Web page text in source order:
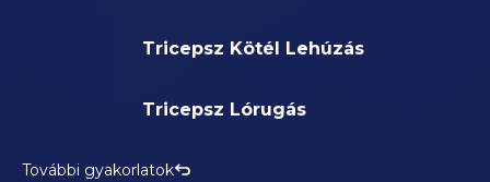
Tricepsz Kötél Lehúzás
Tricepsz Lórugás
További gyakorlatok